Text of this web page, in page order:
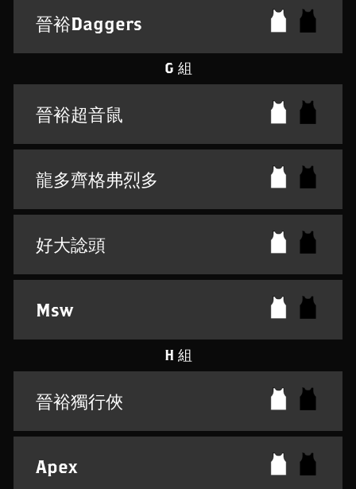
晉裕Daggers
G 組
晉裕超音鼠
龍多齊格弗烈多
好大諗頭
Msw
H 組
晉裕獨行俠
Apex